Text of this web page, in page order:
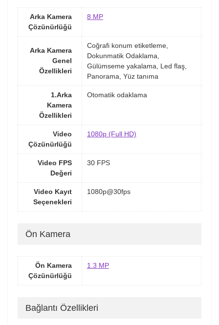
Arka Kamera
Çözünürlüğü
8 MP
Arka Kamera
Genel
Özellikleri
Coğrafi konum etiketleme,
Dokunmatik Odaklama,
Gülümseme yakalama, Led flaş,
Panorama, Yüz tanıma
1.Arka
Kamera
Özellikleri
Otomatik odaklama
Video
Çözünürlüğü
1080p (Full HD)
Video FPS
Değeri
30 FPS
Video Kayıt
Seçenekleri
1080p@30fps
Ön Kamera
Ön Kamera
Çözünürlüğü
1.3 MP
Bağlantı Özellikleri